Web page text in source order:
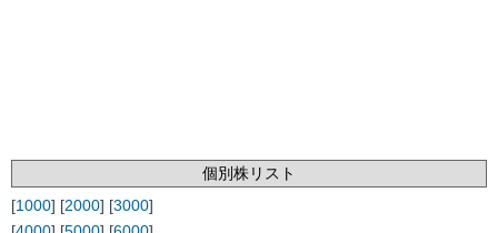
個別株リスト
[1000] [2000] [3000]